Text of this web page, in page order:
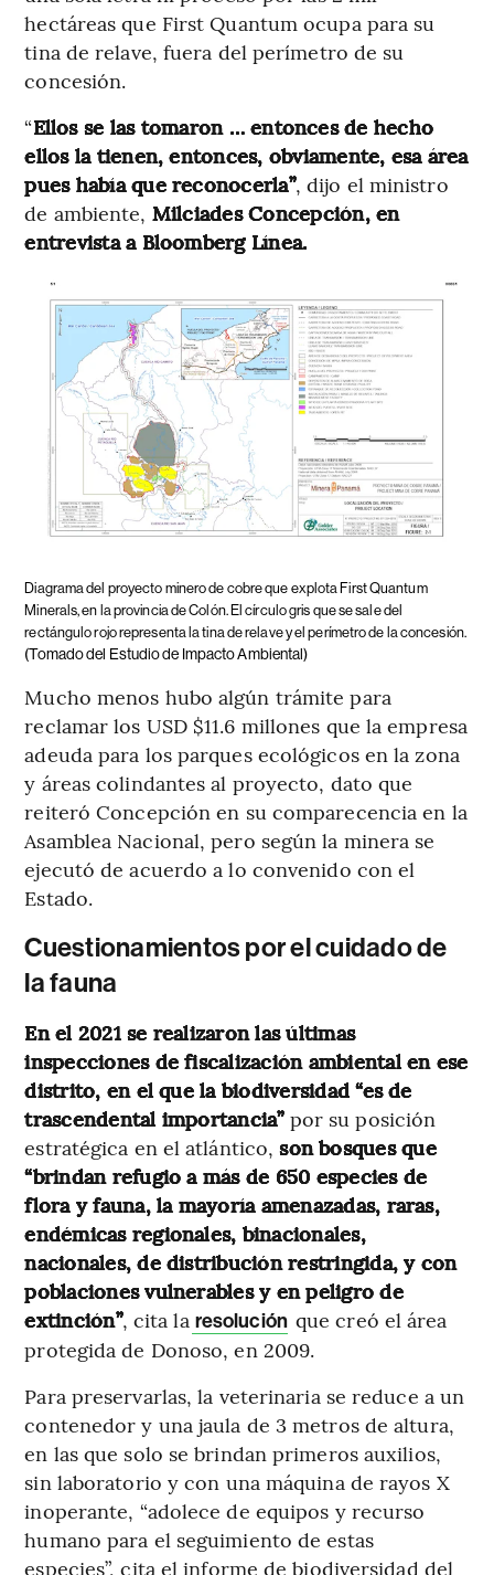
hectáreas que First Quantum ocupa para su
tina de relave, fuera del perímetro de su
concesión.
“Ellos se las tomaron … entonces de hecho
ellos la tienen, entonces, obviamente, esa área
pues había que reconocerla”, dijo el ministro
de ambiente, Milciades Concepción, en
entrevista a Bloomberg Línea.
Diagrama del proyecto minero de cobre que explota First Quantum
Minerals, en la provincia de Colón. El círculo gris que se sale del
rectángulo rojo representa la tina de relave y el perímetro de la concesión.
(Tomado del Estudio de Impacto Ambiental)
Mucho menos hubo algún trámite para
reclamar los USD $11.6 millones que la empresa
adeuda para los parques ecológicos en la zona
y áreas colindantes al proyecto, dato que
reiteró Concepción en su comparecencia en la
Asamblea Nacional, pero según la minera se
ejecutó de acuerdo a lo convenido con el
Estado.
Cuestionamientos por el cuidado de
la fauna
En el 2021 se realizaron las últimas
inspecciones de fiscalización ambiental en ese
distrito, en el que la biodiversidad “es de
trascendental importancia”por su posición
estratégica en el atlántico,son bosques que
“brindan refugio a más de 650 especies de
flora y fauna, la mayoría amenazadas, raras,
endémicas regionales, binacionales,
nacionales, de distribución restringida, y con
poblaciones vulnerables y en peligro de
extinción”, cita la resolución que creó el área
protegida de Donoso, en 2009.
Para preservarlas, la veterinaria se reduce a un
contenedor y una jaula de 3 metros de altura,
en las que solo se brindan primeros auxilios,
sin laboratorio y con una máquina de rayos X
inoperante, “adolece de equipos y recurso
humano para el seguimiento de estas
especies”, cita el informe de biodiversidad del